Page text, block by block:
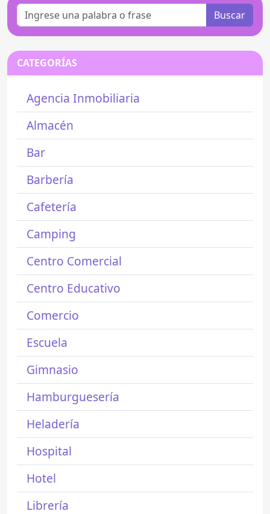
Buscar
CATEGORÍAS
Agencia Inmobiliaria
Almacén
Bar
Barbería
Cafetería
Camping
Centro Comercial
Centro Educativo
Comercio
Escuela
Gimnasio
Hamburguesería
Heladería
Hospital
Hotel
Librería